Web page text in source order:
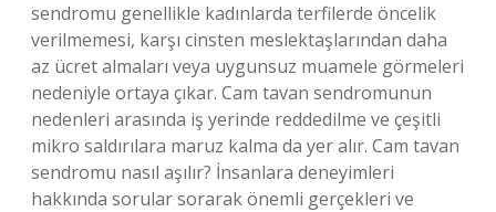
sendromu genellikle kadınlarda terfilerde öncelik
verilmemesi, karşı cinsten meslektaşlarından daha
az ücret almaları veya uygunsuz muamele görmeleri
nedeniyle ortaya çıkar. Cam tavan sendromunun
nedenleri arasında iş yerinde reddedilme ve çeşitli
mikro saldırılara maruz kalma da yer alır. Cam tavan
sendromu nasıl aşılır? İnsanlara deneyimleri
hakkında sorular sorarak önemli gerçekleri ve